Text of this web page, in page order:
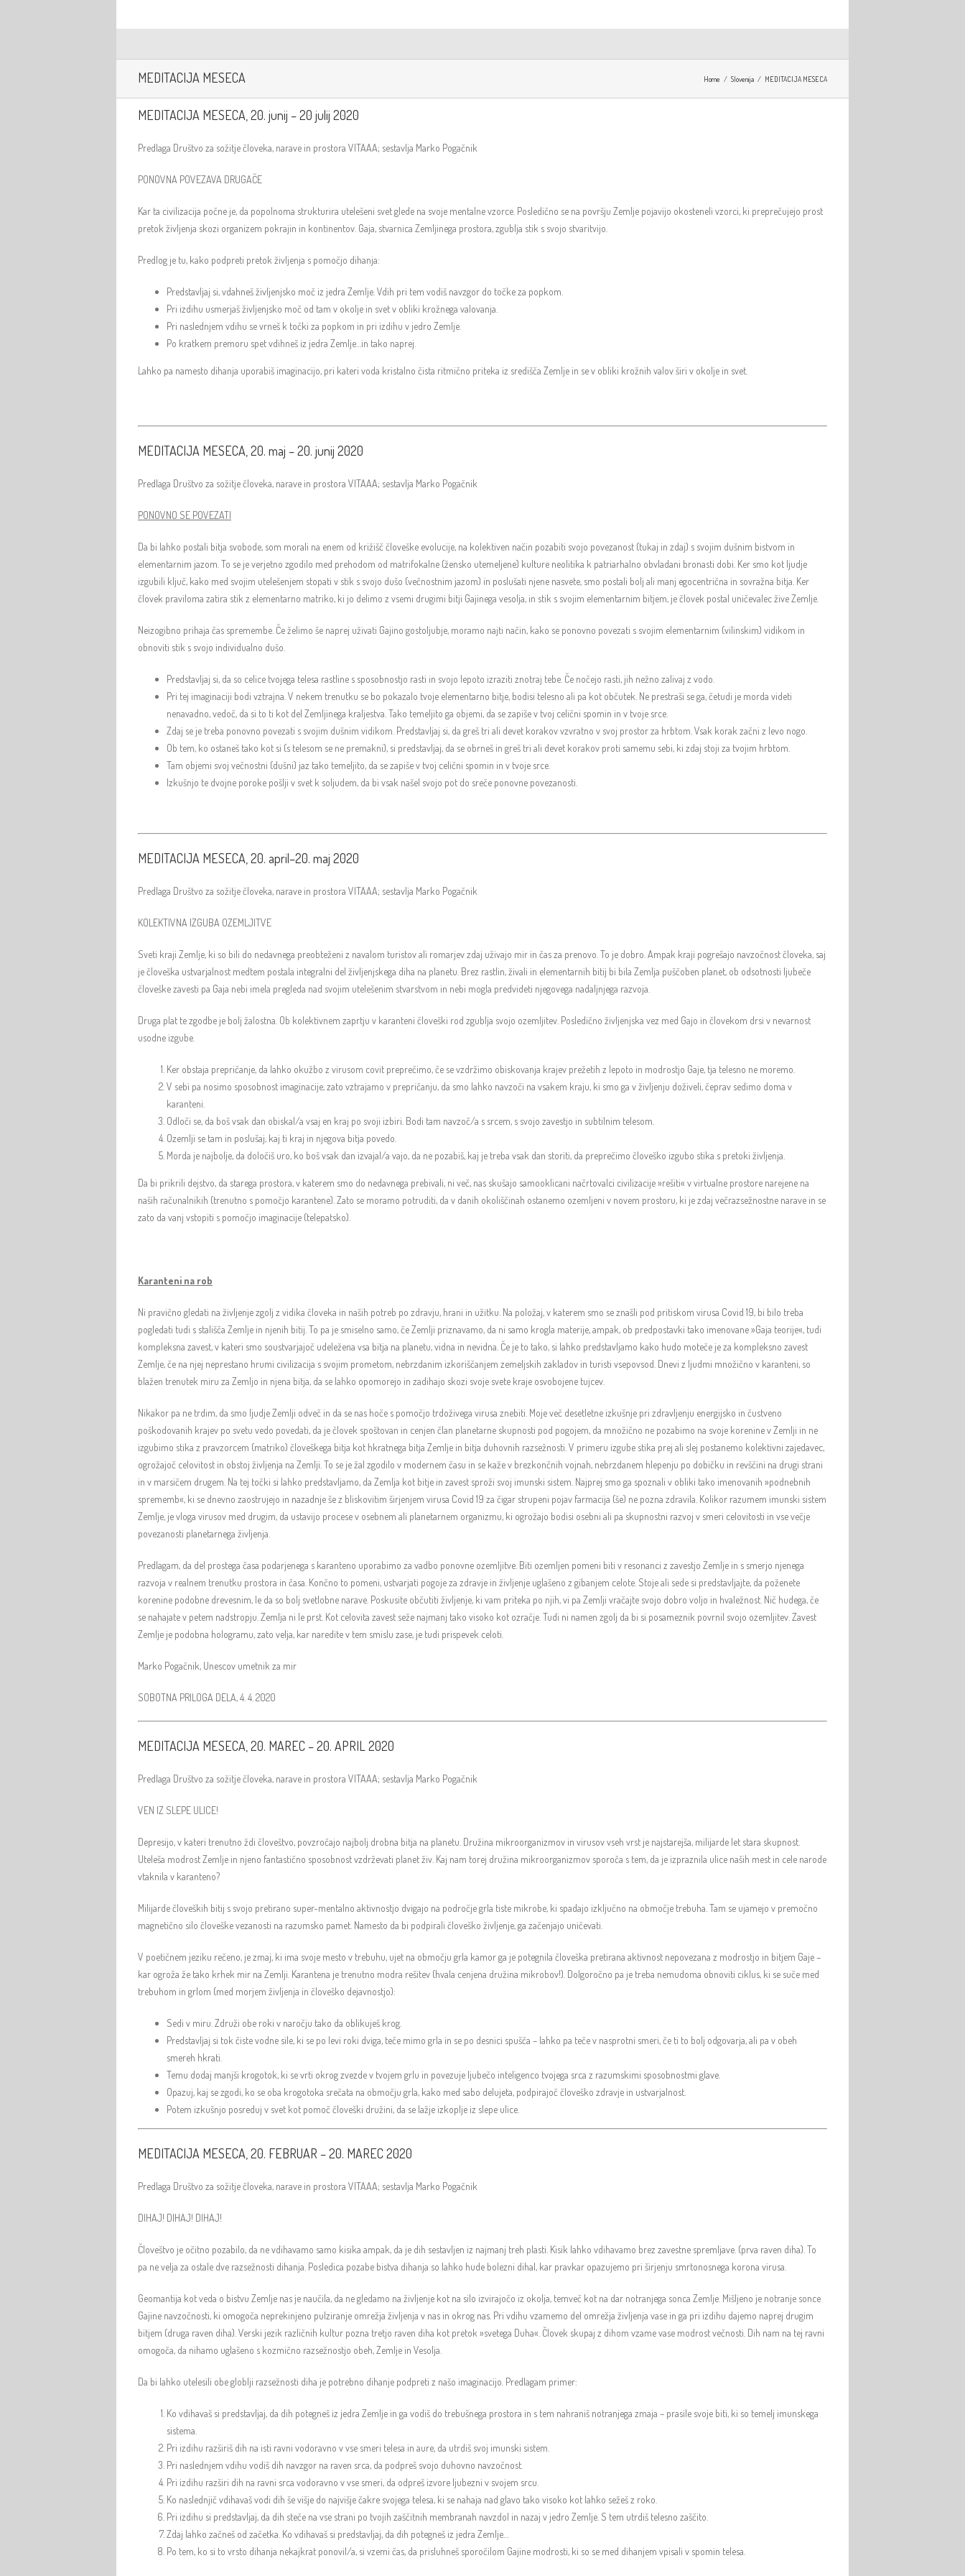
MEDITACIJA MESECA Home Slovenija MEDITACIJA MESECA
MEDITACIJA MESECA, 20. junij – 20 julij 2020
Predlaga Društvo za sožitje človeka, narave in prostora VITAAA; sestavlja Marko Pogačnik
PONOVNA POVEZAVA DRUGAČE
Kar ta civilizacija počne je, da popolnoma strukturira utelešeni svet glede na svoje mentalne vzorce. Posledično se na površju Zemlje pojavijo okosteneli vzorci, ki preprečujejo prost
pretok življenja skozi organizem pokrajin in kontinentov. Gaja, stvarnica Zemljinega prostora, zgublja stik s svojo stvaritvijo.
Predlog je tu, kako podpreti pretok življenja s pomočjo dihanja:
Predstavljaj si, vdahneš življenjsko moč iz jedra Zemlje. Vdih pri tem vodiš navzgor do točke za popkom.
Pri izdihu usmerjaš življenjsko moč od tam v okolje in svet v obliki krožnega valovanja.
Pri naslednjem vdihu se vrneš k točki za popkom in pri izdihu v jedro Zemlje.
Po kratkem premoru spet vdihneš iz jedra Zemlje…in tako naprej.
Lahko pa namesto dihanja uporabiš imaginacijo, pri kateri voda kristalno čista ritmično priteka iz središča Zemlje in se v obliki krožnih valov širi v okolje in svet.
MEDITACIJA MESECA, 20. maj – 20. junij 2020
Predlaga Društvo za sožitje človeka, narave in prostora VITAAA; sestavlja Marko Pogačnik
PONOVNO SE POVEZATI
Da bi lahko postali bitja svobode, som morali na enem od križišč človeške evolucije, na kolektiven način pozabiti svojo povezanost (tukaj in zdaj) s svojim dušnim bistvom in
elementarnim jazom. To se je verjetno zgodilo med prehodom od matrifokalne (žensko utemeljene) kulture neolitika k patriarhalno obvladani bronasti dobi. Ker smo kot ljudje
izgubili ključ, kako med svojim utelešenjem stopati v stik s svojo dušo (večnostnim jazom) in poslušati njene nasvete, smo postali bolj ali manj egocentrična in sovražna bitja. Ker
človek praviloma zatira stik z elementarno matriko, ki jo delimo z vsemi drugimi bitji Gajinega vesolja, in stik s svojim elementarnim bitjem, je človek postal uničevalec žive Zemlje.
Neizogibno prihaja čas spremembe. Če želimo še naprej uživati Gajino gostoljubje, moramo najti način, kako se ponovno povezati s svojim elementarnim (vilinskim) vidikom in
obnoviti stik s svojo individualno dušo.
Predstavljaj si, da so celice tvojega telesa rastline s sposobnostjo rasti in svojo lepoto izraziti znotraj tebe. Če nočejo rasti, jih nežno zalivaj z vodo.
Pri tej imaginaciji bodi vztrajna. V nekem trenutku se bo pokazalo tvoje elementarno bitje, bodisi telesno ali pa kot občutek. Ne prestraši se ga, četudi je morda videti
nenavadno, vedoč, da si to ti kot del Zemljinega kraljestva. Tako temeljito ga objemi, da se zapiše v tvoj celični spomin in v tvoje srce.
Zdaj se je treba ponovno povezati s svojim dušnim vidikom. Predstavljaj si, da greš tri ali devet korakov vzvratno v svoj prostor za hrbtom. Vsak korak začni z levo nogo.
Ob tem, ko ostaneš tako kot si (s telesom se ne premakni), si predstavljaj, da se obrneš in greš tri ali devet korakov proti samemu sebi, ki zdaj stoji za tvojim hrbtom.
Tam objemi svoj večnostni (dušni) jaz tako temeljito, da se zapiše v tvoj celični spomin in v tvoje srce.
Izkušnjo te dvojne poroke pošlji v svet k soljudem, da bi vsak našel svojo pot do sreče ponovne povezanosti.
MEDITACIJA MESECA, 20. april–20. maj 2020
Predlaga Društvo za sožitje človeka, narave in prostora VITAAA; sestavlja Marko Pogačnik
KOLEKTIVNA IZGUBA OZEMLJITVE
Sveti kraji Zemlje, ki so bili do nedavnega preobteženi z navalom turistov ali romarjev zdaj uživajo mir in čas za prenovo. To je dobro. Ampak kraji pogrešajo navzočnost človeka, saj
je človeška ustvarjalnost medtem postala integralni del življenjskega diha na planetu. Brez rastlin, živali in elementarnih bitij bi bila Zemlja puščoben planet, ob odsotnosti ljubeče
človeške zavesti pa Gaja nebi imela pregleda nad svojim utelešenim stvarstvom in nebi mogla predvideti njegovega nadaljnjega razvoja.
Druga plat te zgodbe je bolj žalostna. Ob kolektivnem zaprtju v karanteni človeški rod zgublja svojo ozemljitev. Posledično življenjska vez med Gajo in človekom drsi v nevarnost
usodne izgube.
Ker obstaja prepričanje, da lahko okužbo z virusom covit preprečimo, če se vzdržimo obiskovanja krajev prežetih z lepoto in modrostjo Gaje, tja telesno ne moremo.
V sebi pa nosimo sposobnost imaginacije, zato vztrajamo v prepričanju, da smo lahko navzoči na vsakem kraju, ki smo ga v življenju doživeli, čeprav sedimo doma v
karanteni.
Odloči se, da boš vsak dan obiskal/a vsaj en kraj po svoji izbiri. Bodi tam navzoč/a s srcem, s svojo zavestjo in subtilnim telesom.
Ozemlji se tam in poslušaj, kaj ti kraj in njegova bitja povedo.
Morda je najbolje, da določiš uro, ko boš vsak dan izvajal/a vajo, da ne pozabiš, kaj je treba vsak dan storiti, da preprečimo človeško izgubo stika s pretoki življenja.
Da bi prikrili dejstvo, da starega prostora, v katerem smo do nedavnega prebivali, ni več, nas skušajo samooklicani načrtovalci civilizacije »rešiti« v virtualne prostore narejene na
naših računalnikih (trenutno s pomočjo karantene). Zato se moramo potruditi, da v danih okoliščinah ostanemo ozemljeni v novem prostoru, ki je zdaj večrazsežnostne narave in se
zato da vanj vstopiti s pomočjo imaginacije (telepatsko).
Karanteni na rob
Ni pravično gledati na življenje zgolj z vidika človeka in naših potreb po zdravju, hrani in užitku. Na položaj, v katerem smo se znašli pod pritiskom virusa Covid 19, bi bilo treba
pogledati tudi s stališča Zemlje in njenih bitij. To pa je smiselno samo, če Zemlji priznavamo, da ni samo krogla materije, ampak, ob predpostavki tako imenovane »Gaja teorije«, tudi
kompleksna zavest, v kateri smo soustvarjajoč udeležena vsa bitja na planetu, vidna in nevidna. Če je to tako, si lahko predstavljamo kako hudo moteče je za kompleksno zavest
Zemlje, če na njej neprestano hrumi civilizacija s svojim prometom, nebrzdanim izkoriščanjem zemeljskih zakladov in turisti vsepovsod. Dnevi z ljudmi množično v karanteni, so
blažen trenutek miru za Zemljo in njena bitja, da se lahko opomorejo in zadihajo skozi svoje svete kraje osvobojene tujcev.
Nikakor pa ne trdim, da smo ljudje Zemlji odveč in da se nas hoče s pomočjo trdoživega virusa znebiti. Moje več desetletne izkušnje pri zdravljenju energijsko in čustveno
poškodovanih krajev po svetu vedo povedati, da je človek spoštovan in cenjen član planetarne skupnosti pod pogojem, da množično ne pozabimo na svoje korenine v Zemlji in ne
izgubimo stika z pravzorcem (matriko) človeškega bitja kot hkratnega bitja Zemlje in bitja duhovnih razsežnosti. V primeru izgube stika prej ali slej postanemo kolektivni zajedavec,
ogrožajoč celovitost in obstoj življenja na Zemlji. To se je žal zgodilo v modernem času in se kaže v brezkončnih vojnah, nebrzdanem hlepenju po dobičku in revščini na drugi strani
in v marsičem drugem. Na tej točki si lahko predstavljamo, da Zemlja kot bitje in zavest sproži svoj imunski sistem. Najprej smo ga spoznali v obliki tako imenovanih »podnebnih
sprememb«, ki se dnevno zaostrujejo in nazadnje še z bliskovitim širjenjem virusa Covid 19 za čigar strupeni pojav farmacija (še) ne pozna zdravila. Kolikor razumem imunski sistem
Zemlje, je vloga virusov med drugim, da ustavijo procese v osebnem ali planetarnem organizmu, ki ogrožajo bodisi osebni ali pa skupnostni razvoj v smeri celovitosti in vse večje
povezanosti planetarnega življenja.
Predlagam, da del prostega časa podarjenega s karanteno uporabimo za vadbo ponovne ozemljitve. Biti ozemljen pomeni biti v resonanci z zavestjo Zemlje in s smerjo njenega
razvoja v realnem trenutku prostora in časa. Končno to pomeni, ustvarjati pogoje za zdravje in življenje uglašeno z gibanjem celote. Stoje ali sede si predstavljajte, da poženete
korenine podobne drevesnim, le da so bolj svetlobne narave. Poskusite občutiti življenje, ki vam priteka po njih, vi pa Zemlji vračajte svojo dobro voljo in hvaležnost. Nič hudega, če
se nahajate v petem nadstropju. Zemlja ni le prst. Kot celovita zavest seže najmanj tako visoko kot ozračje. Tudi ni namen zgolj da bi si posameznik povrnil svojo ozemljitev. Zavest
Zemlje je podobna hologramu, zato velja, kar naredite v tem smislu zase, je tudi prispevek celoti.
Marko Pogačnik, Unescov umetnik za mir
SOBOTNA PRILOGA DELA, 4. 4. 2020
MEDITACIJA MESECA, 20. MAREC – 20. APRIL 2020
Predlaga Društvo za sožitje človeka, narave in prostora VITAAA; sestavlja Marko Pogačnik
VEN IZ SLEPE ULICE!
Depresijo, v kateri trenutno ždi človeštvo, povzročajo najbolj drobna bitja na planetu. Družina mikroorganizmov in virusov vseh vrst je najstarejša, milijarde let stara skupnost.
Uteleša modrost Zemlje in njeno fantastično sposobnost vzdrževati planet živ. Kaj nam torej družina mikroorganizmov sporoča s tem, da je izpraznila ulice naših mest in cele narode
vtaknila v karanteno?
Milijarde človeških bitij s svojo pretirano super-mentalno aktivnostjo dvigajo na področje grla tiste mikrobe, ki spadajo izključno na območje trebuha. Tam se ujamejo v premočno
magnetično silo človeške vezanosti na razumsko pamet. Namesto da bi podpirali človeško življenje, ga začenjajo uničevati.
V poetičnem jeziku rečeno, je zmaj, ki ima svoje mesto v trebuhu, ujet na območju grla kamor ga je potegnila človeška pretirana aktivnost nepovezana z modrostjo in bitjem Gaje –
kar ogroža že tako krhek mir na Zemlji. Karantena je trenutno modra rešitev (hvala cenjena družina mikrobov!). Dolgoročno pa je treba nemudoma obnoviti ciklus, ki se suče med
trebuhom in grlom (med morjem življenja in človeško dejavnostjo):
Sedi v miru. Združi obe roki v naročju tako da oblikuješ krog.
Predstavljaj si tok čiste vodne sile, ki se po levi roki dviga, teče mimo grla in se po desnici spušča – lahko pa teče v nasprotni smeri, če ti to bolj odgovarja, ali pa v obeh
smereh hkrati.
Temu dodaj manjši krogotok, ki se vrti okrog zvezde v tvojem grlu in povezuje ljubečo inteligenco tvojega srca z razumskimi sposobnostmi glave.
Opazuj, kaj se zgodi, ko se oba krogotoka srečata na območju grla, kako med sabo delujeta, podpirajoč človeško zdravje in ustvarjalnost.
Potem izkušnjo posreduj v svet kot pomoč človeški družini, da se lažje izkoplje iz slepe ulice.
MEDITACIJA MESECA, 20. FEBRUAR – 20. MAREC 2020
Predlaga Društvo za sožitje človeka, narave in prostora VITAAA; sestavlja Marko Pogačnik
DIHAJ! DIHAJ! DIHAJ!
Človeštvo je očitno pozabilo, da ne vdihavamo samo kisika ampak, da je dih sestavljen iz najmanj treh plasti. Kisik lahko vdihavamo brez zavestne spremljave. (prva raven diha). To
pa ne velja za ostale dve razsežnosti dihanja. Posledica pozabe bistva dihanja so lahko hude bolezni dihal, kar pravkar opazujemo pri širjenju smrtonosnega korona virusa.
Geomantija kot veda o bistvu Zemlje nas je naučila, da ne gledamo na življenje kot na silo izvirajočo iz okolja, temveč kot na dar notranjega sonca Zemlje. Mišljeno je notranje sonce
Gajine navzočnosti, ki omogoča neprekinjeno pulziranje omrežja življenja v nas in okrog nas. Pri vdihu vzamemo del omrežja življenja vase in ga pri izdihu dajemo naprej drugim
bitjem (druga raven diha). Verski jezik različnih kultur pozna tretjo raven diha kot pretok »svetega Duha«. Človek skupaj z dihom vzame vase modrost večnosti. Dih nam na tej ravni
omogoča, da nihamo uglašeno s kozmično razsežnostjo obeh, Zemlje in Vesolja.
Da bi lahko utelesili obe globlji razsežnosti diha je potrebno dihanje podpreti z našo imaginacijo. Predlagam primer:
Ko vdihavaš si predstavljaj, da dih potegneš iz jedra Zemlje in ga vodiš do trebušnega prostora in s tem nahraniš notranjega zmaja – prasile svoje biti, ki so temelj imunskega
sistema.
Pri izdihu razširiš dih na isti ravni vodoravno v vse smeri telesa in aure, da utrdiš svoj imunski sistem.
Pri naslednjem vdihu vodiš dih navzgor na raven srca, da podpreš svojo duhovno navzočnost.
Pri izdihu razširi dih na ravni srca vodoravno v vse smeri, da odpreš izvore ljubezni v svojem srcu.
Ko naslednjič vdihavaš vodi dih še višje do najvišje čakre svojega telesa, ki se nahaja nad glavo tako visoko kot lahko sežeš z roko.
Pri izdihu si predstavljaj, da dih steče na vse strani po tvojih zaščitnih membranah navzdol in nazaj v jedro Zemlje. S tem utrdiš telesno zaščito.
Zdaj lahko začneš od začetka. Ko vdihavaš si predstavljaj, da dih potegneš iz jedra Zemlje…
Po tem, ko si to vrsto dihanja nekajkrat ponovil/a, si vzemi čas, da prisluhneš sporočilom Gajine modrosti, ki so se med dihanjem vpisali v spomin telesa.